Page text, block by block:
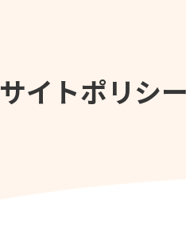
サイトポリシー